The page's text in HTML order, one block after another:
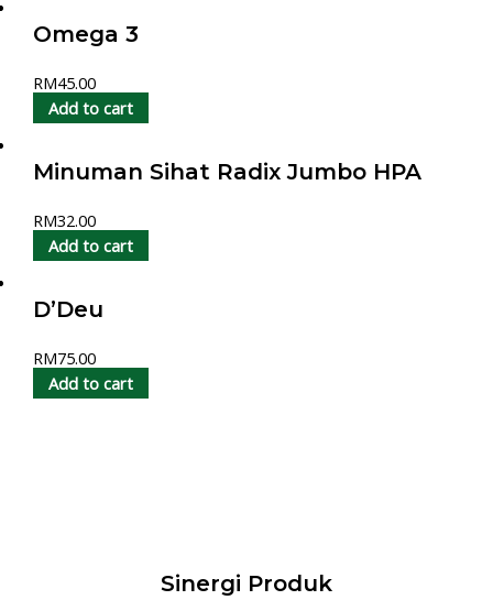
Omega 3
RM45.00
Add to cart
Minuman Sihat Radix Jumbo HPA
RM32.00
Add to cart
D’Deu
RM75.00
Add to cart
Sinergi Produk